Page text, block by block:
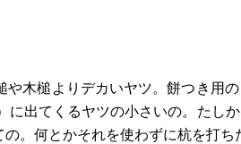
木槌よりデカいヤツ。餅つき用
出てくるヤツの小さいの。たし
。何とかそれを使わずに杭を打ち